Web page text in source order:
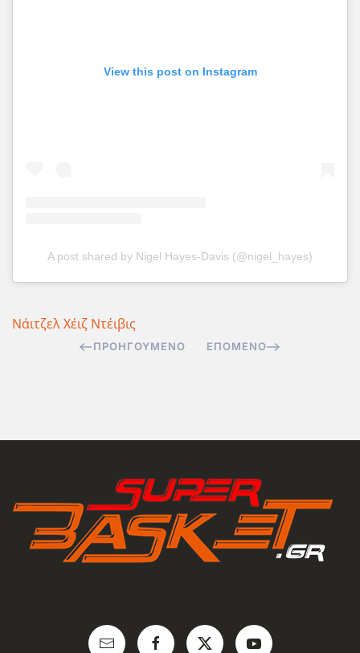
View this post on Instagram
A post shared by Nigel Hayes-Davis (@nigel_hayes)
Νάιτζελ Χέιζ Ντέιβις
ΠΡΟΗΓΟΎΜΕΝΟ ΕΠΌΜΕΝΟ